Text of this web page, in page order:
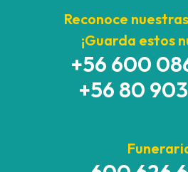
Reconoce
¡Guarda estos
+56 600
+56 80